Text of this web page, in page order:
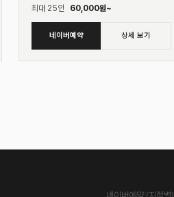
최대 25인 60,000원~
네이버예약 상세 보기